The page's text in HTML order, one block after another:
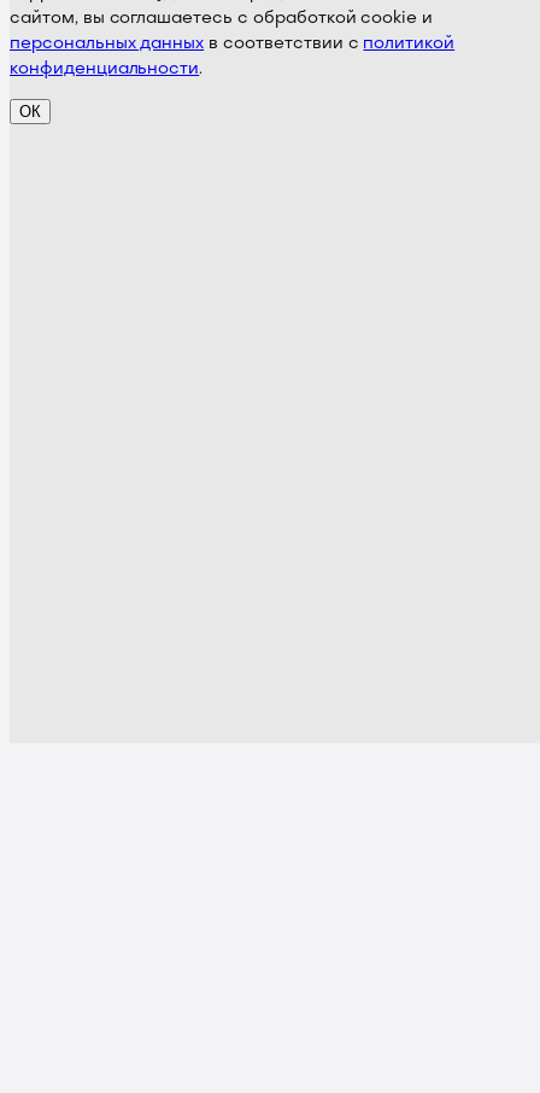
сайтом, вы соглашаетесь с обработкой cookie и
персональных данных в соответствии с политикой
конфиденциальности.
ОК